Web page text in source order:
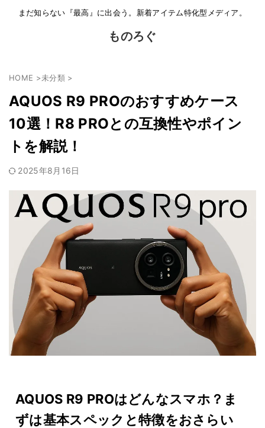
まだ知らない『最高』に出会う。新着アイテム特化型メディア。
ものろぐ
HOME >未分類 >
AQUOS R9 PROのおすすめケース
10選！R8 PROとの互換性やポイン
トを解説！
2025年8月16日
AQUOS R9 PROはどんなスマホ？ま
ずは基本スペックと特徴をおさらい